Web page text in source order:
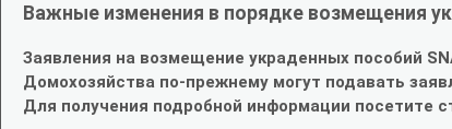
Важные изменения в порядке возмещения
Заявления на возмещение украденных пособий
Домохозяйства по-прежнему могут подавать
Для получения подробной информации посетите